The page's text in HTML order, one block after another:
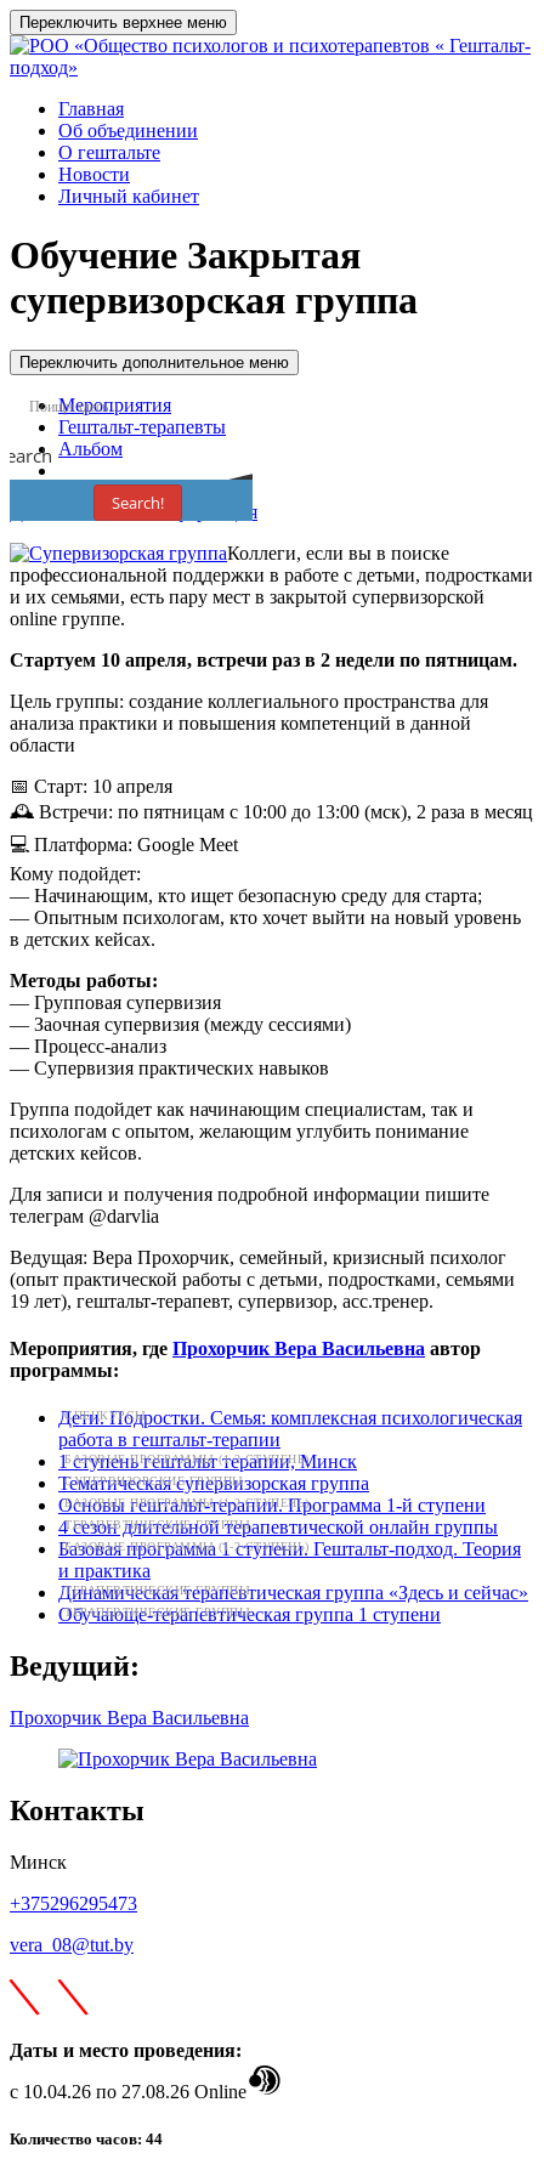
Переключить верхнее меню
Главная
Об объединении
О гештальте
Новости
Личный кабинет
Обучение Закрытая
супервизорская группа
Переключить дополнительное меню
Search!
Мероприятия
Гештальт-терапевты
Альбом
Дополнительная информация
Коллеги, если вы в поиске
профессиональной поддержки в работе с детьми, подростками
и их семьями, есть пару мест в закрытой супервизорской
online группе.
Стартуем 10 апреля, встречи раз в 2 недели по пятницам.
Цель группы: создание коллегиального пространства для
анализа практики и повышения компетенций в данной
области
📅 Старт: 10 апреля
🕰 Встречи: по пятницам с 10:00 до 13:00 (мск), 2 раза в месяц
💻 Платформа: Google Meet
Кому подойдет:
— Начинающим, кто ищет безопасную среду для старта;
— Опытным психологам, кто хочет выйти на новый уровень
в детских кейсах.
Методы работы:
— Групповая супервизия
— Заочная супервизия (между сессиями)
— Процесс-анализ
— Супервизия практических навыков
Группа подойдет как начинающим специалистам, так и
психологам с опытом, желающим углубить понимание
детских кейсов.
Для записи и получения подробной информации пишите
телеграм @darvlia
Ведущая: Вера Прохорчик, семейный, кризисный психолог
(опыт практической работы с детьми, подростками, семьями
19 лет), гештальт-терапевт, супервизор, асс.тренер.
Мероприятия, где Прохорчик Вера Васильевна автор
программы:
Дети. Подростки. Семья: комплексная психологическая
работа в гештальт-терапии
СПЕЦКУРСЫ
1 ступень гештальт терапии, Минск
БАЗОВЫЕ ПРОГРАММЫ (1-2 СТУПЕНЬ)
Тематическая супервизорская группа
СУПЕРВИЗОРСКИЕ ГРУППЫ
Основы гештальт-терапии. Программа 1-й ступени
БАЗОВЫЕ ПРОГРАММЫ (1-2 СТУПЕНЬ)
4 сезон длительной терапевтической онлайн группы
ТЕРАПЕВТИЧЕСКИЕ ГРУППЫ
Базовая программа 1 ступени. Гештальт-подход. Теория
и практика
БАЗОВЫЕ ПРОГРАММЫ (1-2 СТУПЕНЬ)
Динамическая терапевтическая группа «Здесь и сейчас»
ТЕРАПЕВТИЧЕСКИЕ ГРУППЫ
Обучающе-терапевтическая группа 1 ступени
ТЕРАПЕВТИЧЕСКИЕ ГРУППЫ
Ведущий:
Прохорчик Вера Васильевна
Контакты
Минск
+375296295473
vera_08@tut.by
\ \
Даты и место проведения:
с 10.04.26 по 27.08.26 Online
Количество часов: 44